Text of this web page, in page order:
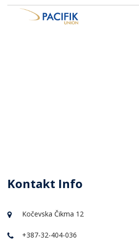
Kontakt Info
Kočevska Čikma 12
+387-32-404-036